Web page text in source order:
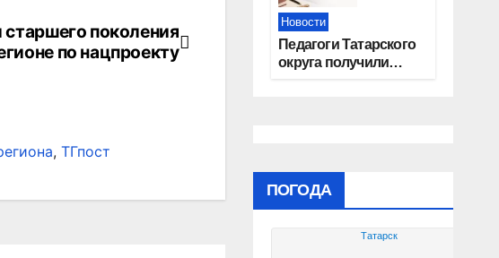
поколения
по нацпроекту
, ТГпост
объектах
Новости
Педагоги Татарского
округа получили
ПОГОДА
Татарск